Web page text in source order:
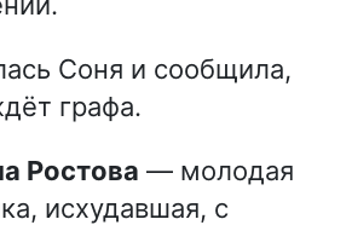
Соня и сообщила,
графа.
Ростова — молодая
исхудавшая, с